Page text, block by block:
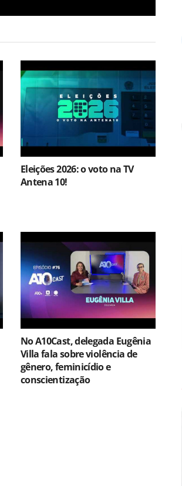
Eleições 2026: o voto na TV
Antena 10!
No A10Cast, delegada Eugênia
Villa fala sobre violência de
gênero, feminicídio e
conscientização